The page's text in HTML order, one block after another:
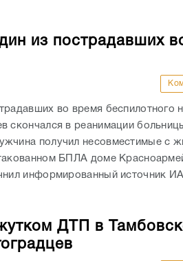
из пострадавших
во время беспилотного
скончался в реанимации
получил несовместимые с
БПЛА доме
информированный источник ИА
ДТП в